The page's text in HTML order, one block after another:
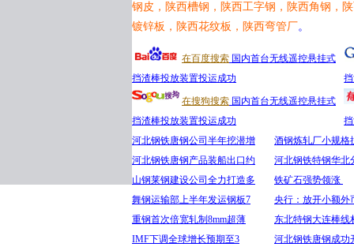
钢皮，陕西槽钢，陕西工字钢，陕西角钢，
镀锌板，陕西花纹板，陕西弯管厂。
在百度搜索 国内首台无线遥控悬挂式
挡渣棒投放装置投运成功
在搜狗搜索 国内首台无线遥控悬挂式
挡渣棒投放装置投运成功
河北钢铁唐钢公司半年挖潜增
河北钢铁唐钢产品装船出口约
山钢莱钢建设公司全力打造多
舞钢运输部上半年发运钢板7
重钢首次倍宽轧制8mm超薄
IMF下调全球增长预期至3
酒钢炼轧厂小规格
河北钢铁特钢华北
铁矿石强势领涨
央行：放开小额外
东北特钢大连棒线
河北钢铁唐钢成功